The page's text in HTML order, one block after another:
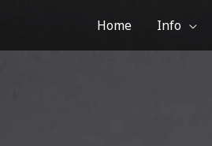
Home Info